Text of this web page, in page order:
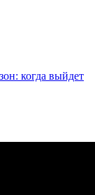
когда выйдет